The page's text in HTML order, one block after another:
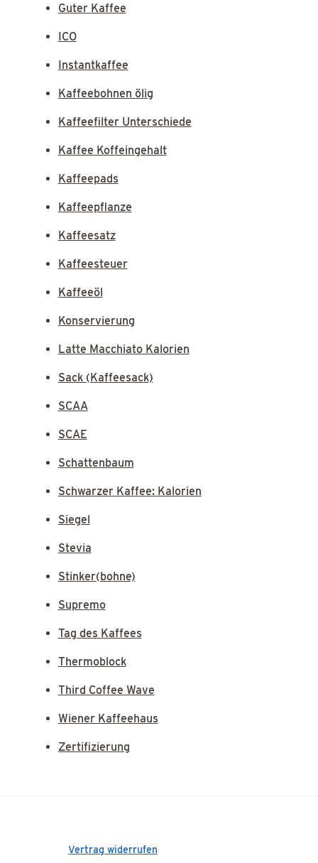
Guter Kaffee
ICO
Instantkaffee
Kaffeebohnen ölig
Kaffeefilter Unterschiede
Kaffee Koffeingehalt
Kaffeepads
Kaffeepflanze
Kaffeesatz
Kaffeesteuer
Kaffeeöl
Konservierung
Latte Macchiato Kalorien
Sack (Kaffeesack)
SCAA
SCAE
Schattenbaum
Schwarzer Kaffee: Kalorien
Siegel
Stevia
Stinker(bohne)
Supremo
Tag des Kaffees
Thermoblock
Third Coffee Wave
Wiener Kaffeehaus
Zertifizierung
Vertrag widerrufen